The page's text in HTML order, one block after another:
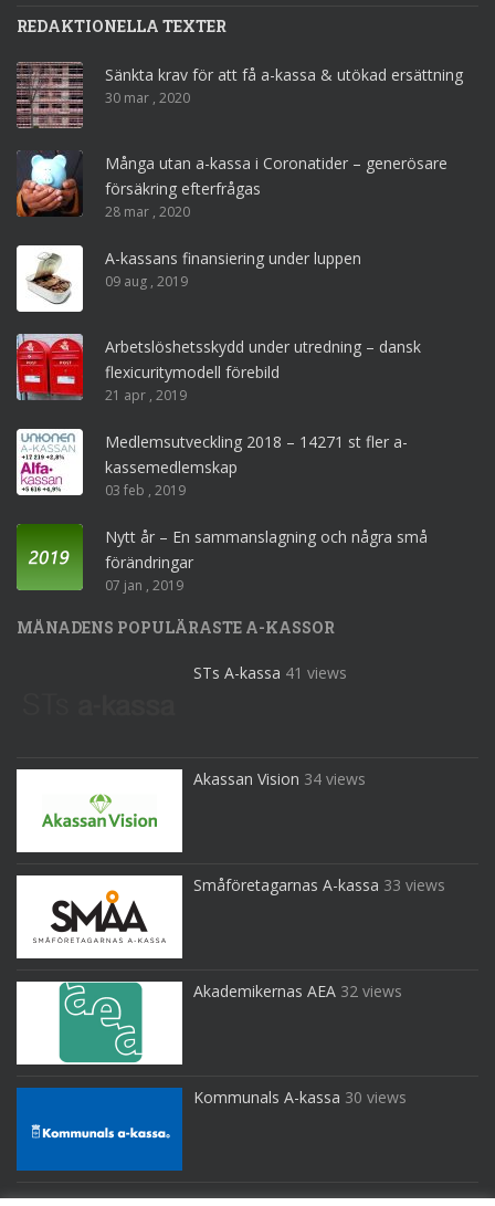
REDAKTIONELLA TEXTER
Sänkta krav för att få a-kassa & utökad ersättning
30 mar , 2020
Många utan a-kassa i Coronatider – generösare
försäkring efterfrågas
28 mar , 2020
A-kassans finansiering under luppen
09 aug , 2019
Arbetslöshetsskydd under utredning – dansk
flexicuritymodell förebild
21 apr , 2019
Medlemsutveckling 2018 – 14271 st fler a-
kassemedlemskap
03 feb , 2019
Nytt år – En sammanslagning och några små
förändringar
07 jan , 2019
MÅNADENS POPULÄRASTE A-KASSOR
STs A-kassa 41 views
Akassan Vision 34 views
Småföretagarnas A-kassa 33 views
Akademikernas AEA 32 views
Kommunals A-kassa 30 views